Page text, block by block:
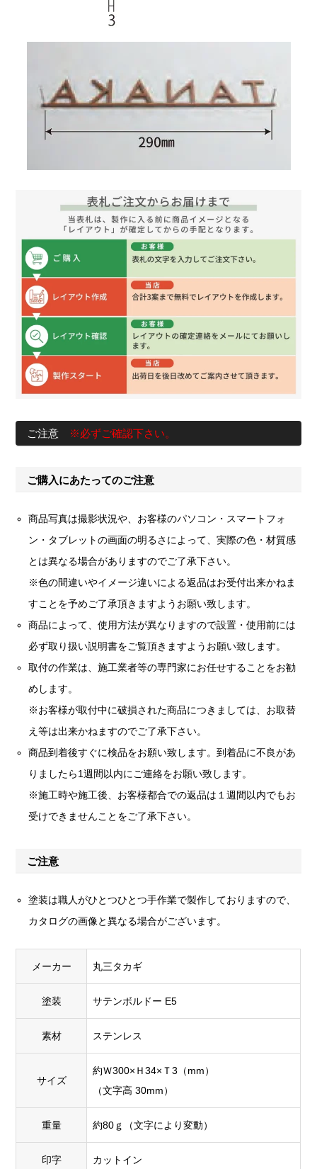
ご注意 ※必ずご確認下さい。
ご購入にあたってのご注意
商品写真は撮影状況や、お客様のパソコン・スマートフォ
ン・タブレットの画面の明るさによって、実際の色・材質感
とは異なる場合がありますのでご了承下さい。
※色の間違いやイメージ違いによる返品はお受付出来かねま
すことを予めご了承頂きますようお願い致します。
商品によって、使用方法が異なりますので設置・使用前には
必ず取り扱い説明書をご覧頂きますようお願い致します。
取付の作業は、施工業者等の専門家にお任せすることをお勧
めします。
※お客様が取付中に破損された商品につきましては、お取替
え等は出来かねますのでご了承下さい。
商品到着後すぐに検品をお願い致します。到着品に不良があ
りましたら1週間以内にご連絡をお願い致します。
※施工時や施工後、お客様都合での返品は１週間以内でもお
受けできませんことをご了承下さい。
ご注意
塗装は職人がひとつひとつ手作業で製作しておりますので、
カタログの画像と異なる場合がございます。
メーカー 丸三タカギ
塗装 サテンボルドー E5
素材 ステンレス
サイズ
約Ｗ300×Ｈ34×Ｔ3（mm）
（文字高 30mm）
重量 約80ｇ（文字により変動）
印字 カットイン